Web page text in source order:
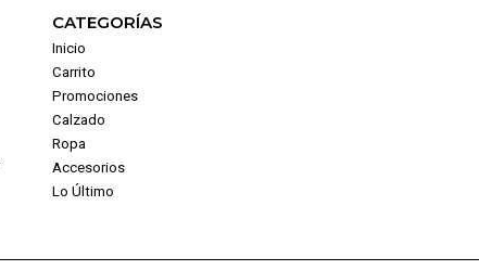
CATEGORÍAS
Inicio
Carrito
Promociones
Calzado
Ropa
Accesorios
Lo Último